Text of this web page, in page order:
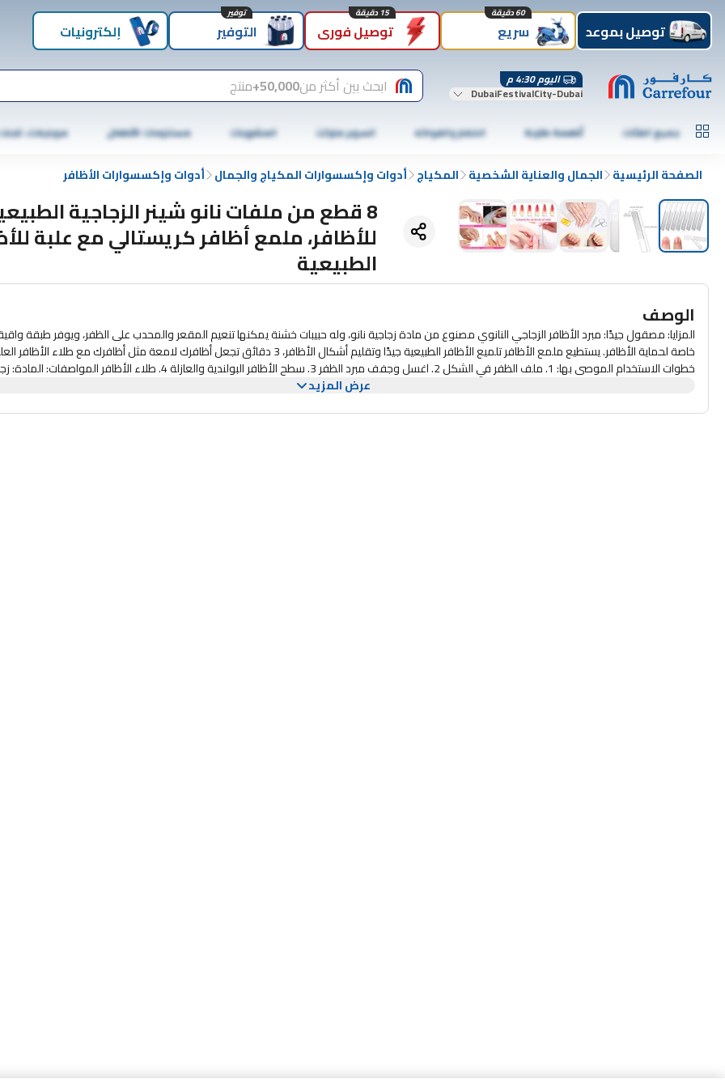
توصيل بموعد سريع
60 دقيقة
توصيل فوري
15 دقيقة
التوفير
توفير
إلكترونيات
اليوم 4:30 م
DubaiFestivalCity-Dubai ابحث بين أكثر من50,000+ منتج
جميع الفئات أطعمة طازجة الخضار والفواكه السوبر ماركت المشروبات مستلزمات الأطفال موبايلات،
الصفحة الرئيسية الجمال والعناية الشخصية المكياج أدوات وإكسسوارات المكياج والجمال أدوات وإكسسوارات الأظافر
8 قطع من ملفات نانو شينر الزجاجية
للأظافر، ملمع أظافر كريستالي مع علبة
الطبيعية
الوصف
المزايا: مصقول جيدًا: مبرد الأظافر الزجاجي النانوي مصنوع من مادة زجاجية نانو، وله حبيبات خشنة يمكنها تنعيم المقعر والمحدب على الظفر، ويوفر طبقة
خاصة لحماية الأظافر. يستطيع ملمع الأظافر تلميع الأظافر الطبيعية جيدًا وتقليم أشكال الأظافر، 3 دقائق تجعل أظافرك لامعة مثل أظافرك مع طلاء
خطوات الاستخدام الموصى بها: 1. ملف الظفر في الشكل 2. اغسل وجفف مبرد الظفر 3. سطح الأظافر البولندية والعازلة 4. طلاء الأظافر
عرض المزيد